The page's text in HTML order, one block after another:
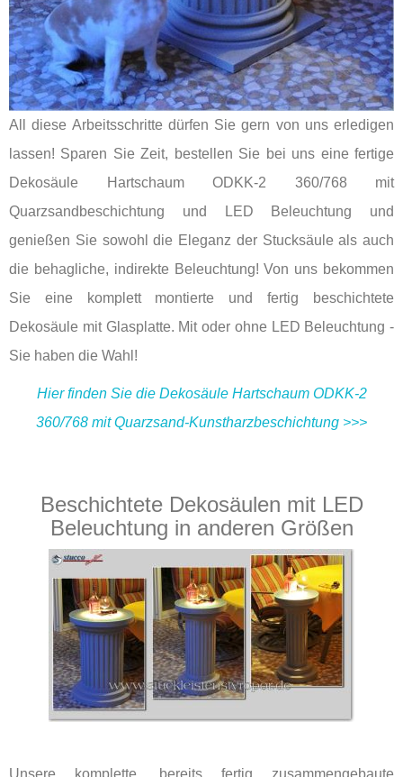
All diese Arbeitsschritte dürfen Sie gern von uns erledigen
lassen! Sparen Sie Zeit, bestellen Sie bei uns eine fertige
Dekosäule Hartschaum ODKK-2 360/768 mit
Quarzsandbeschichtung und LED Beleuchtung und
genießen Sie sowohl die Eleganz der Stucksäule als auch
die behagliche, indirekte Beleuchtung! Von uns bekommen
Sie eine komplett montierte und fertig beschichtete
Dekosäule mit Glasplatte. Mit oder ohne LED Beleuchtung -
Sie haben die Wahl!
Hier finden Sie die Dekosäule Hartschaum ODKK-2
360/768 mit Quarzsand-Kunstharzbeschichtung >>>
Beschichtete Dekosäulen mit LED
Beleuchtung in anderen Größen